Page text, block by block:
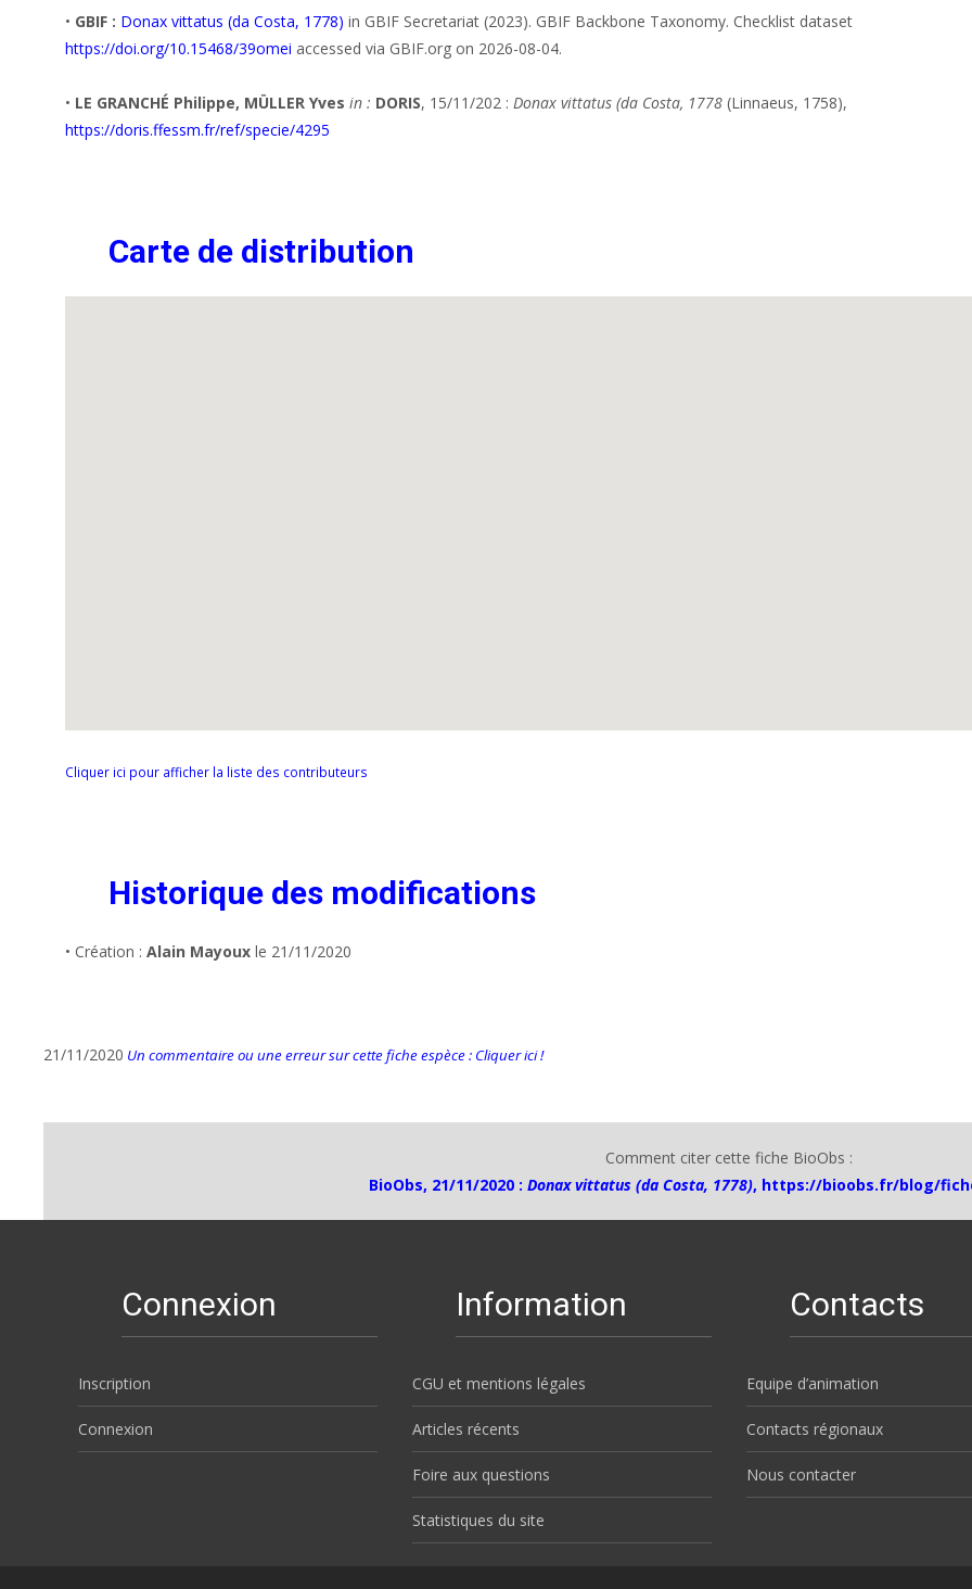
• GBIF : Donax vittatus (da Costa, 1778) in GBIF Secretariat (2023). GBIF Backbone Taxonomy. Checklist dataset
https://doi.org/10.15468/39omei accessed via GBIF.org on 2026-08-04.
• LE GRANCHÉ Philippe, MÜLLER Yves in : DORIS, 15/11/202 : Donax vittatus (da Costa, 1778 (Linnaeus, 1758),
https://doris.ffessm.fr/ref/specie/4295
Carte de distribution
Cliquer ici pour afficher la liste des contributeurs
Historique des modifications
• Création : Alain Mayoux le 21/11/2020
21/11/2020 Un commentaire ou une erreur sur cette fiche espèce : Cliquer ici !
Comment citer cette fiche BioObs :
BioObs, 21/11/2020 : Donax vittatus (da Costa, 1778), https://bioobs.fr/blog/
Connexion
Inscription
Connexion
Information
CGU et mentions légales
Articles récents
Foire aux questions
Statistiques du site
Contacts
Equipe d’animation
Contacts régionaux
Nous contacter